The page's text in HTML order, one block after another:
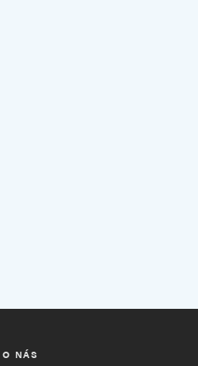
O NÁS